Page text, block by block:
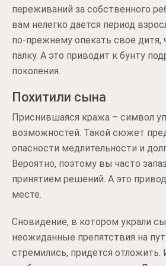
переживаний за собственного
вам нелегко дается период
по-прежнему опекать свое дитя,
палку. А это приводит к бунту
поколения.
Похитили сына
Приснившаяся кража – символ
возможностей. Такой сюжет
опасности медлительности и
Вероятно, поэтому вы часто
принятием решений. А это
месте.
Сновидение, в котором украли
неожиданные препятствия на
стремились, придется отложить.